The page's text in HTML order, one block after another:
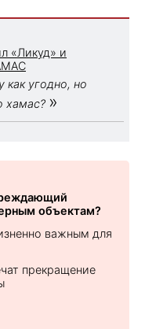
«Ликуд» и
угодно, но
хамас? »
объектам?
важным для
прекращение